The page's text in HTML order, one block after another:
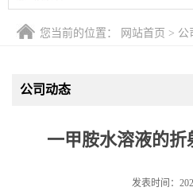
在线留言
您当前的位置： 网站首页 > 公
公司动态
一甲胺水溶液的
发表时间：